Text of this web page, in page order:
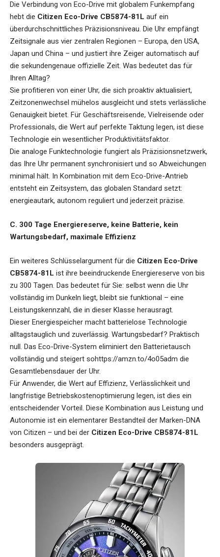
Die Verbindung von Eco-Drive mit globalem Funkempfang
hebt die Citizen Eco-Drive CB5874-81L auf ein
überdurchschnittliches Präzisionsniveau. Die Uhr empfängt
Zeitsignale aus vier zentralen Regionen – Europa, den USA,
Japan und China – und justiert ihre Zeiger automatisch auf
die sekundengenaue offizielle Zeit. Was bedeutet das für
Ihren Alltag?
Sie profitieren von einer Uhr, die sich proaktiv aktualisiert,
Zeitzonenwechsel mühelos ausgleicht und stets verlässliche
Genauigkeit bietet. Für Geschäftsreisende, Vielreisende oder
Professionals, die Wert auf perfekte Taktung legen, ist diese
Technologie ein wesentlicher Produktivitätsfaktor.
Die analoge Funktechnologie fungiert als Präzisionsnetzwerk,
das Ihre Uhr permanent synchronisiert und so Abweichungen
minimal hält. In Kombination mit dem Eco-Drive-Antrieb
entsteht ein Zeitsystem, das globalen Standard setzt:
energieautark, autonom reguliert und jederzeit präzise.
C. 300 Tage Energiereserve, keine Batterie, kein
Wartungsbedarf, maximale Effizienz
Ein weiteres Schlüsselargument für die Citizen Eco-Drive
CB5874-81L ist ihre beeindruckende Energiereserve von bis
zu 300 Tagen. Das bedeutet für Sie: selbst wenn die Uhr
vollständig im Dunkeln liegt, bleibt sie funktional – eine
Leistungskennzahl, die in dieser Klasse herausragt.
Dieser Energiespeicher macht batterielose Technologie
alltagstauglich und zuverlässig. Wartungsbedarf? Praktisch
null. Das Eco-Drive-System eliminiert den Batterietausch
vollständig und steigert sohttps://amzn.to/4o05adm die
Gesamtlebensdauer der Uhr.
Für Anwender, die Wert auf Effizienz, Verlässlichkeit und
langfristige Betriebskostenoptimierung legen, ist dies ein
entscheidender Vorteil. Diese Kombination aus Leistung und
Autonomie ist ein elementarer Bestandteil der Marken-DNA
von Citizen – und bei der Citizen Eco-Drive CB5874-81L
besonders ausgeprägt.